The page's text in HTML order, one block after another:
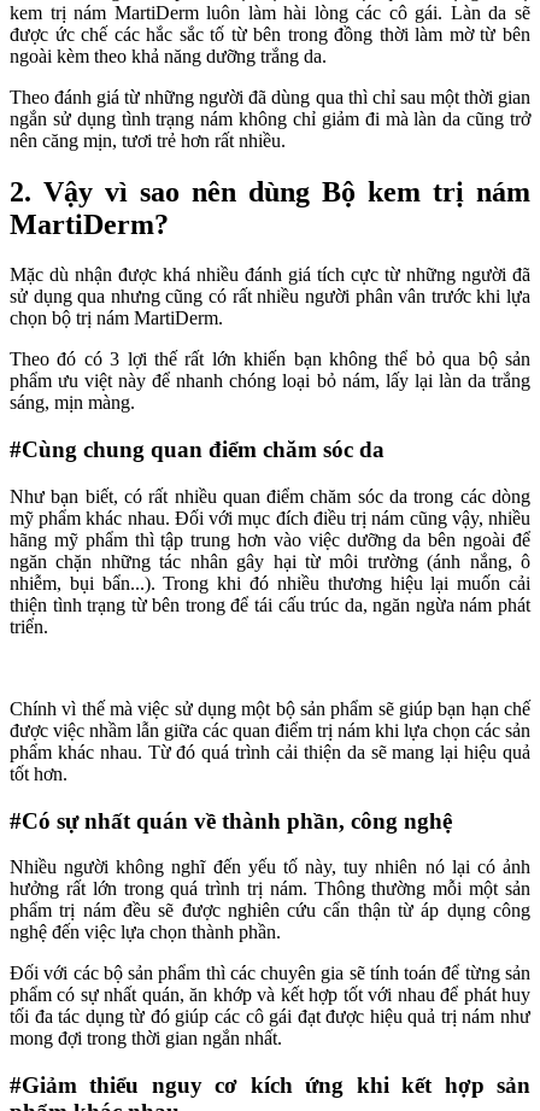
kem trị nám MartiDerm luôn làm hài lòng các cô gái. Làn da sẽ
được ức chế các hắc sắc tố từ bên trong đồng thời làm mờ từ bên
ngoài kèm theo khả năng dưỡng trắng da.
Theo đánh giá từ những người đã dùng qua thì chỉ sau một thời gian
ngắn sử dụng tình trạng nám không chỉ giảm đi mà làn da cũng trở
nên căng mịn, tươi trẻ hơn rất nhiều.
2. Vậy vì sao nên dùng Bộ kem trị nám
MartiDerm?
Mặc dù nhận được khá nhiều đánh giá tích cực từ những người đã
sử dụng qua nhưng cũng có rất nhiều người phân vân trước khi lựa
chọn bộ trị nám MartiDerm.
Theo đó có 3 lợi thế rất lớn khiến bạn không thể bỏ qua bộ sản
phẩm ưu việt này để nhanh chóng loại bỏ nám, lấy lại làn da trắng
sáng, mịn màng.
#Cùng chung quan điểm chăm sóc da
Như bạn biết, có rất nhiều quan điểm chăm sóc da trong các dòng
mỹ phẩm khác nhau. Đối với mục đích điều trị nám cũng vậy, nhiều
hãng mỹ phẩm thì tập trung hơn vào việc dưỡng da bên ngoài để
ngăn chặn những tác nhân gây hại từ môi trường (ánh nắng, ô
nhiễm, bụi bẩn...). Trong khi đó nhiều thương hiệu lại muốn cải
thiện tình trạng từ bên trong để tái cấu trúc da, ngăn ngừa nám phát
triển.
Chính vì thế mà việc sử dụng một bộ sản phẩm sẽ giúp bạn hạn chế
được việc nhầm lẫn giữa các quan điểm trị nám khi lựa chọn các sản
phẩm khác nhau. Từ đó quá trình cải thiện da sẽ mang lại hiệu quả
tốt hơn.
#Có sự nhất quán về thành phần, công nghệ
Nhiều người không nghĩ đến yếu tố này, tuy nhiên nó lại có ảnh
hưởng rất lớn trong quá trình trị nám. Thông thường mỗi một sản
phẩm trị nám đều sẽ được nghiên cứu cẩn thận từ áp dụng công
nghệ đến việc lựa chọn thành phần.
Đối với các bộ sản phẩm thì các chuyên gia sẽ tính toán để từng sản
phẩm có sự nhất quán, ăn khớp và kết hợp tốt với nhau để phát huy
tối đa tác dụng từ đó giúp các cô gái đạt được hiệu quả trị nám như
mong đợi trong thời gian ngắn nhất.
#Giảm thiểu nguy cơ kích ứng khi kết hợp sản